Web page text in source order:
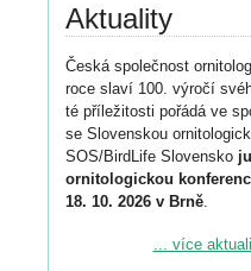
Aktuality
Česká společnost
roce slaví 100. výročí
té příležitosti pořádá ve
se Slovenskou
SOS/BirdLife Slovensko
ornitologickou
18. 10. 2026 v Brně.
Podrobnější informace ke
... více